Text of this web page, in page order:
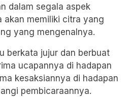
dalam segala aspek
akan memiliki citra yang
yang mengenalnya.
berkata jujur dan berbuat
ucapannya di hadapan
kesaksiannya di hadapan
pembicaraannya.